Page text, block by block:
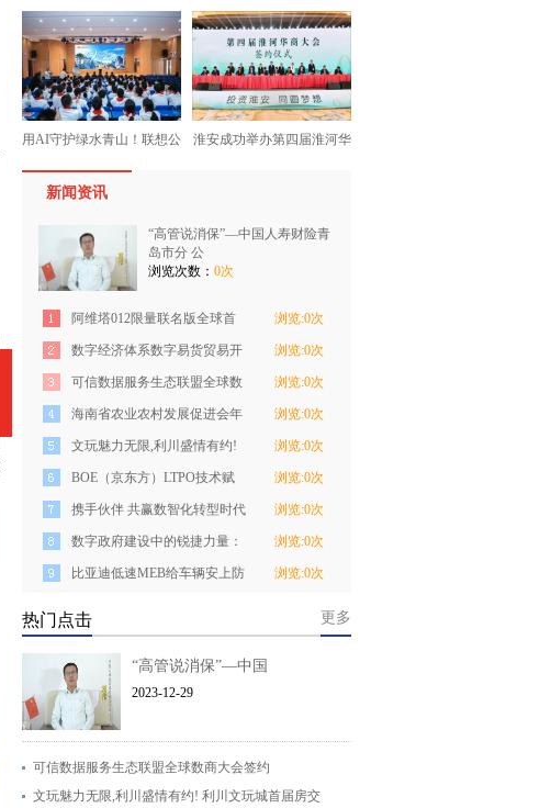
用AI守护绿水青山！联想公 淮安成功举办第四届淮河华
新闻资讯
“高管说消保”—中国人寿财险青
岛市分 公
浏览次数： 0次
阿维塔012限量联名版全球首
秀 预售价70万
浏览:0次
数字经济体系数字易货贸易开
盘交易在重庆隆
浏览:0次
可信数据服务生态联盟全球数
商大会签约
浏览:0次
海南省农业农村发展促进会年
度座谈会擘画
浏览:0次
文玩魅力无限,利川盛情有约!
利川文玩城首
浏览:0次
BOE（京东方）LTPO技术赋
能vivo x200 Ultra
浏览:0次
携手伙伴 共赢数智化转型时代
锐捷网络企业
浏览:0次
数字政府建设中的锐捷力量：
五维构建坚实的
浏览:0次
比亚迪低速MEB给车辆安上防
浏览:0次
热门点击 更多
“高管说消保”—中国
2023-12-29
可信数据服务生态联盟全球数商大会签约
文玩魅力无限,利川盛情有约! 利川文玩城首届房交